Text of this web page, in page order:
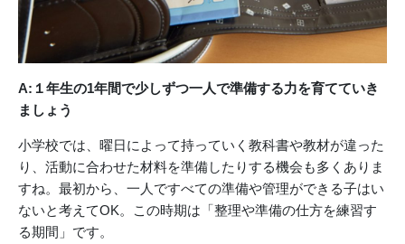
A:１年生の1年間で少しずつ一人で準備する力を育てていき
ましょう
小学校では、曜日によって持っていく教科書や教材が違った
り、活動に合わせた材料を準備したりする機会も多くありま
すね。最初から、一人ですべての準備や管理ができる子はい
ないと考えてOK。この時期は「整理や準備の仕方を練習す
る期間」です。